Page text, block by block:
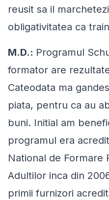
reusit sa il
obligativitatea ca
M.D.: Programul
formator are
Cateodata ma
piata, pentru ca au
buni. Initial am
programul era
National de Formare
Adultilor inca din
primii furnizori